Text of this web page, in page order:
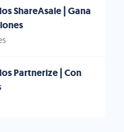
ShareAsale | Gana
Partnerize | Con